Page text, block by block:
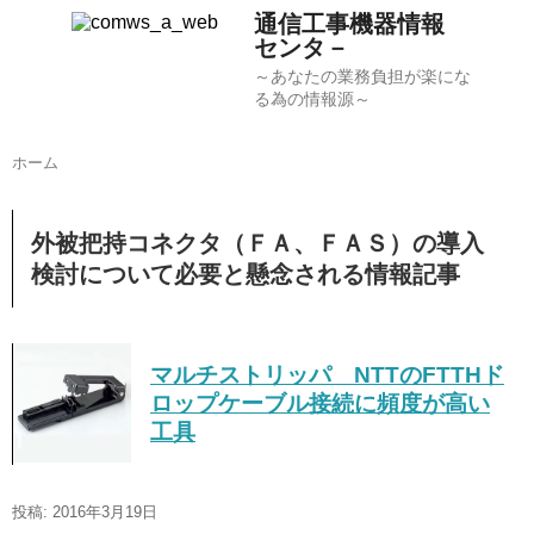
通信工事機器情報
センタ－
～あなたの業務負担が楽にな
る為の情報源～
ホーム
外被把持コネクタ（ＦＡ、ＦＡＳ）の導入
検討について必要と懸念される情報記事
マルチストリッパ NTTのFTTHド
ロップケーブル接続に頻度が高い
工具
投稿: 2016年3月19日